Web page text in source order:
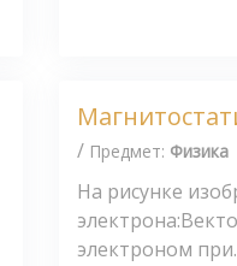
/ Предмет: Физика
На рисунке
электроном